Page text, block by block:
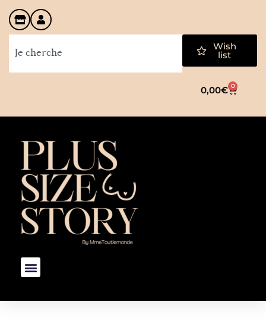
Wish
list
0,00€ 0